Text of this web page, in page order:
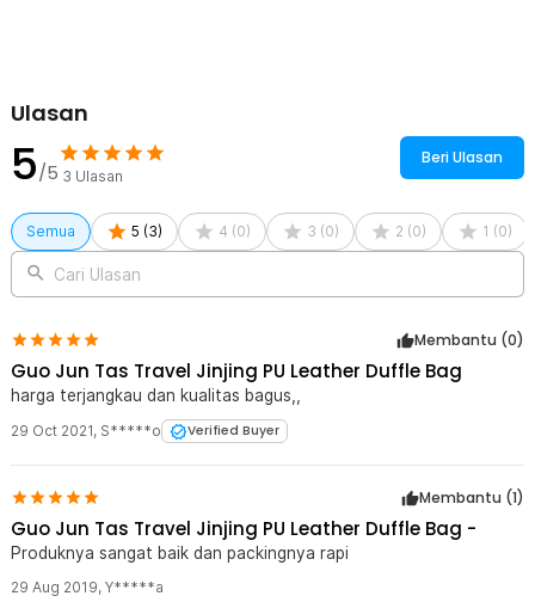
Rincian yang Anda dapatkan untuk pembelian produk ini:
- S01
Ulasan
5/5 3 Ulasan
Beri Ulasan
Semua 5 (3) 4 (0) 3 (0) 2 (0) 1 (0)
Cari Ulasan
Membantu (0)
Guo Jun Tas Travel Jinjing PU Leather Duffle Bag
harga terjangkau dan kualitas bagus,,
29 Oct 2021, S*****o Verified Buyer
Membantu (1)
Guo Jun Tas Travel Jinjing PU Leather Duffle Bag -
Produknya sangat baik dan packingnya rapi
29 Aug 2019, Y*****a